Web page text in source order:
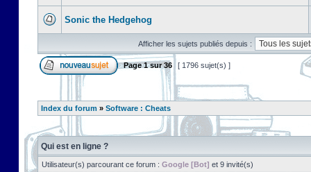
Sonic the Hedgehog
Afficher les sujets publiés depuis :
Page1sur36 [ 1796 sujet(s) ]
Index du forum » Software : Cheats
Qui est en ligne ?
Utilisateur(s) parcourant ce forum : Google [Bot] et 9 invité(s)